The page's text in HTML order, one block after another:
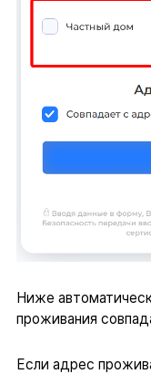
Ниже
проживания
Если адрес